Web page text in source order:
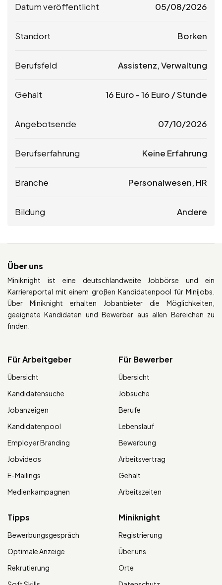
Datum veröffentlicht 05/08/2026
Standort Borken
Berufsfeld Assistenz, Verwaltung
Gehalt 16 Euro -16 Euro / Stunde
Angebotsende 07/10/2026
Berufserfahrung Keine Erfahrung
Branche Personalwesen, HR
Bildung Andere
Über uns
Miniknight ist eine deutschlandweite Jobbörse und ein
Karriereportal mit einem großen Kandidatenpool für Minijobs.
Über Miniknight erhalten Jobanbieter die Möglichkeiten,
geeignete Kandidaten und Bewerber aus allen Bereichen zu
finden.
Für Arbeitgeber
Übersicht
Kandidatensuche
Jobanzeigen
Kandidatenpool
Employer Branding
Jobvideos
E-Mailings
Medienkampagnen
Für Bewerber
Übersicht
Jobsuche
Berufe
Lebenslauf
Bewerbung
Arbeitsvertrag
Gehalt
Arbeitszeiten
Tipps
Bewerbungsgespräch
Optimale Anzeige
Rekrutierung
Miniknight
Registrierung
Über uns
Orte